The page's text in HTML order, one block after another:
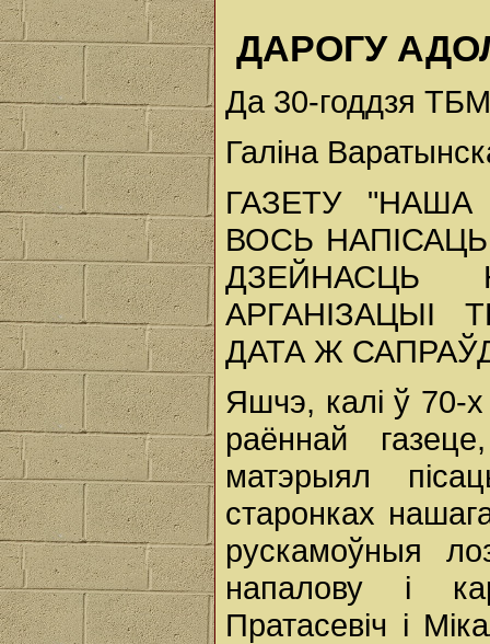
ДАРОГУ
Да 30-годдзя ТБМ
Галіна
ГАЗЕТУ
ВОСЬ
ДЗЕЙНАСЦЬ
АРГАНІЗАЦЫІ
ДАТА Ж
Яшчэ, калі ў 70-
раённай
матэрыял
старонках
рускамоўныя
напалову і
Пратасевіч і